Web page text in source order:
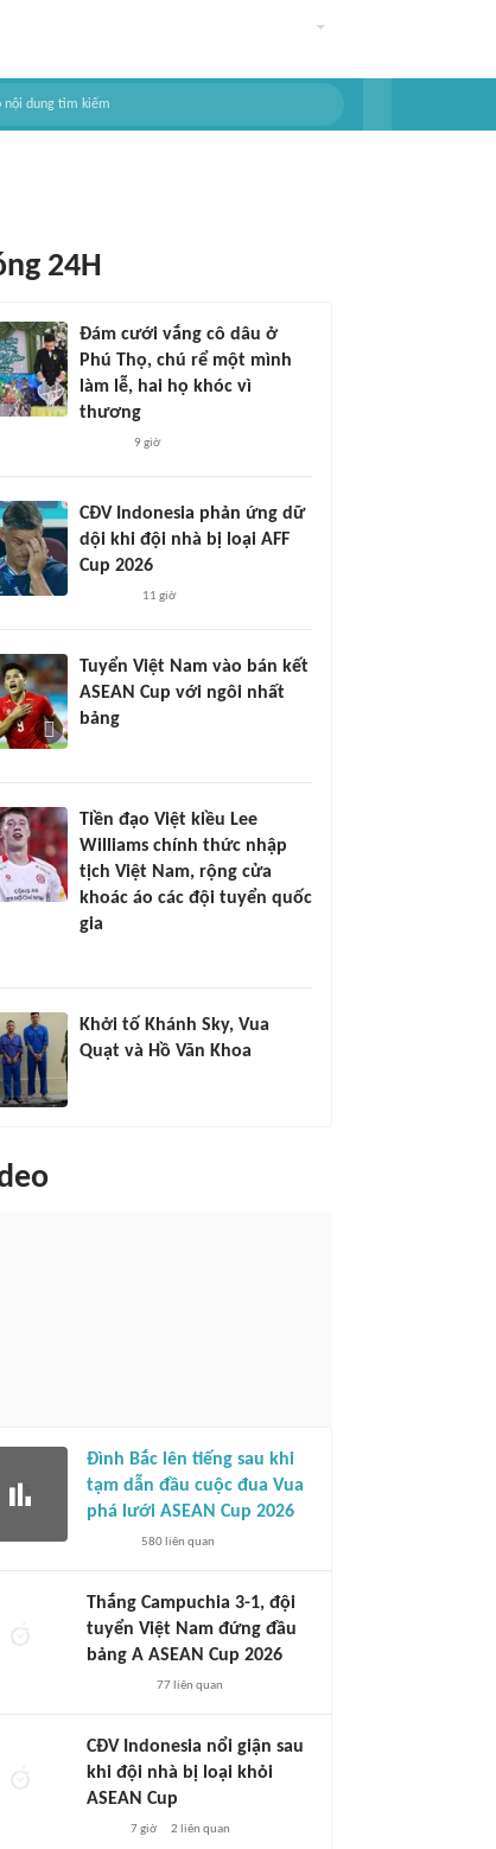
24H
Đám cưới vắng cô dâu ở
Phú Thọ, chú rể một mình
làm lễ, hai họ khóc vì
thương
9 giờ
CĐV Indonesia phản ứng dữ
dội khi đội nhà bị loại AFF
Cup 2026
11 giờ
Tuyển Việt Nam vào bán kết
ASEAN Cup với ngôi nhất
bảng
Tiền đạo Việt kiều Lee
Williams chính thức nhập
tịch Việt Nam, rộng cửa
khoác áo các đội tuyển quốc
gia
Khởi tố Khánh Sky, Vua
Quạt và Hồ Văn Khoa
Đình Bắc lên tiếng sau khi
tạm dẫn đầu cuộc đua Vua
phá lưới ASEAN Cup 2026
580liên quan
Thắng Campuchia 3-1, đội
tuyển Việt Nam đứng đầu
bảng A ASEAN Cup 2026
77liên quan
CĐV Indonesia nổi giận sau
khi đội nhà bị loại khỏi
ASEAN Cup
7 giờ 2 liên quan